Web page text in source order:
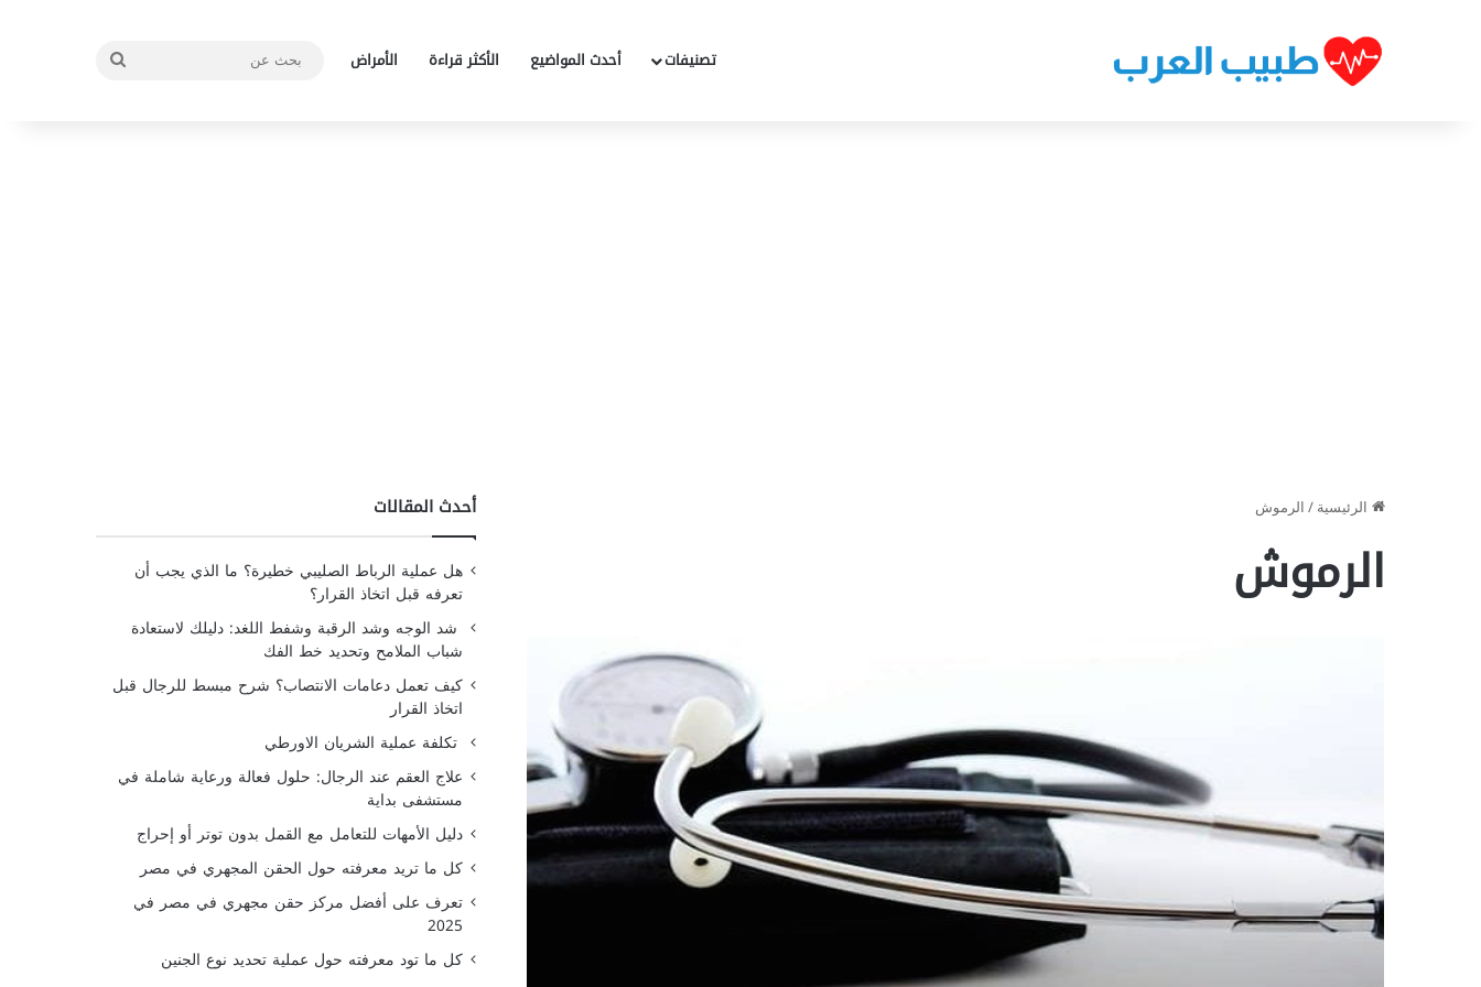
تصنيفات أحدث المواضيع الأكثر قراءة الأمراض
الرئيسية/الرموش
الرموش
أحدث المقالات
هل عملية الرباط الصليبي خطيرة؟ ما الذي يجب أن
تعرفه قبل اتخاذ القرار؟
شد الوجه وشد الرقبة وشفط اللغد: دليلك لاستعادة
شباب الملامح وتحديد خط الفك
كيف تعمل دعامات الانتصاب؟ شرح مبسط للرجال قبل
اتخاذ القرار
تكلفة عملية الشريان الاورطي
علاج العقم عند الرجال: حلول فعالة ورعاية شاملة في
مستشفى بداية
دليل الأمهات للتعامل مع القمل بدون توتر أو إحراج
كل ما تريد معرفته حول الحقن المجهري في مصر
تعرف على أفضل مركز حقن مجهري في مصر في
2025
كل ما تود معرفته حول عملية تحديد نوع الجنين